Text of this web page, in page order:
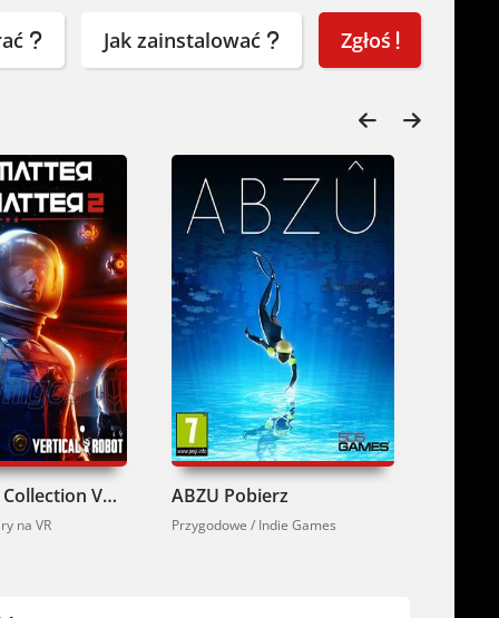
Zgłoś
Jak zainstalować
Red Matter Collection VR Pobierz
na VR
ABZU Pobierz
Przygodowe / Indie Games